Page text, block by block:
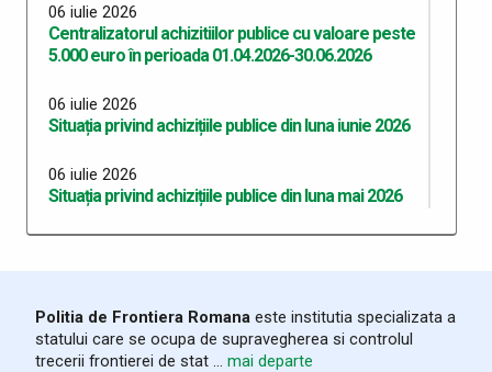
06 iulie 2026
Centralizatorul achizitiilor publice cu valoare peste
5.000 euro în perioada 01.04.2026-30.06.2026
06 iulie 2026
Situația privind achizițiile publice din luna iunie 2026
06 iulie 2026
Situația privind achizițiile publice din luna mai 2026
06 iulie 2026
Situația privind achizițiile publice din luna martie
2026
Politia de Frontiera Romana este institutia specializata a
statului care se ocupa de supravegherea si controlul
trecerii frontierei de stat ... mai departe